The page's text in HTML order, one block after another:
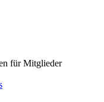
für Mitglieder